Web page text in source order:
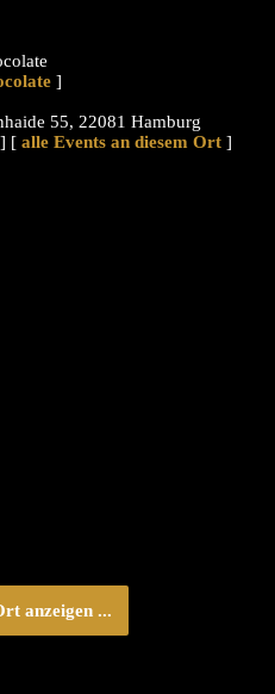
]
55, 22081 Hamburg
] [ alle Events an diesem Ort ]